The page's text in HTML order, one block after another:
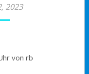
2023
von rb